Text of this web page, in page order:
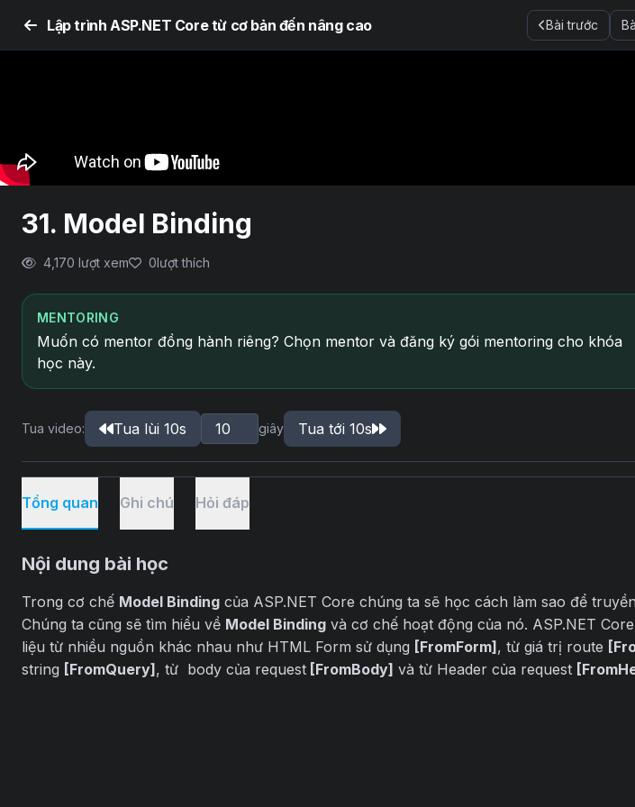
Lập trình ASP.NET Core từ cơ bản đến nâng cao Bài trước
31. Model Binding
4,170 lượt xem 0lượt thích
MENTORING
Muốn có mentor đồng hành riêng? Chọn mentor và đăng ký gói mentoring cho khóa
học này.
Tua video: Tua lùi 10s giây Tua tới 10s
Tổng quan Ghi chú Hỏi đáp
Nội dung bài học
Trong cơ chế Model Binding của ASP.NET Core chúng ta sẽ học cách làm sao để
Chúng ta cũng sẽ tìm hiểu về Model Binding và cơ chế hoạt động của nó. ASP.NET
liệu từ nhiều nguồn khác nhau như HTML Form sử dụng [FromForm], từ giá trị route
string [FromQuery], từ body của request [FromBody] và từ Header của request